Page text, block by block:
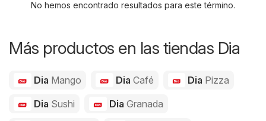
No hemos encontrado resultados para este término.
Más productos en las tiendas Dia
Dia Mango Dia Café Dia Pizza
Dia Sushi Dia Granada